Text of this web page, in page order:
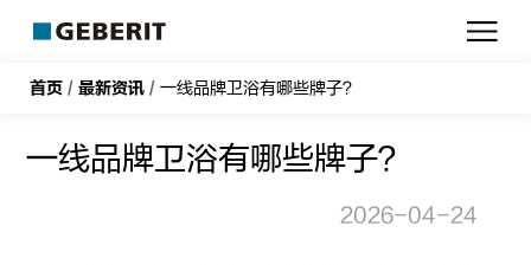
力
首页 / 最新资讯 / 一线品牌卫浴有哪些牌子？
一线品牌卫浴有哪些牌子？
2026-04-24